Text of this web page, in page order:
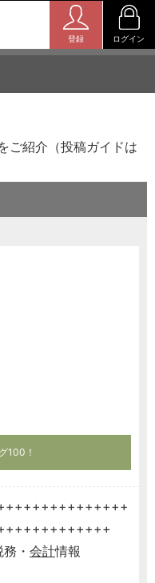
登録 ログイン
ご紹介（投稿ガイドは
100！
会計情報